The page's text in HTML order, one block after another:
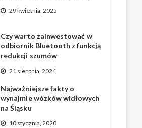
29 kwietnia, 2025
Czy warto zainwestować w
odbiornik Bluetooth z funkcją
redukcji szumów
21 sierpnia, 2024
Najważniejsze fakty o
wynajmie wózków widłowych
na Śląsku
10 stycznia, 2020